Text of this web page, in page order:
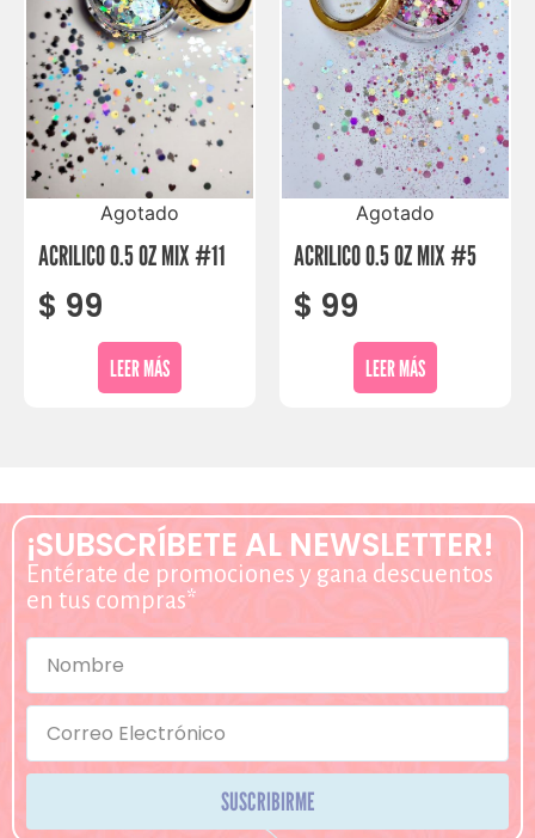
Agotado
ACRILICO 0.5 OZ MIX #11
$ 99
LEER MÁS
Agotado
ACRILICO 0.5 OZ MIX #5
$ 99
LEER MÁS
¡SUBSCRÍBETE AL NEWSLETTER!
Entérate de promociones y gana descuentos
en tus compras*
SUSCRIBIRME